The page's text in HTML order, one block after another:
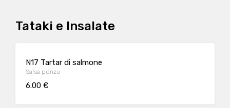
Tataki e Insalate
N17 Tartar di salmone
Salsa ponzu
6.00 €